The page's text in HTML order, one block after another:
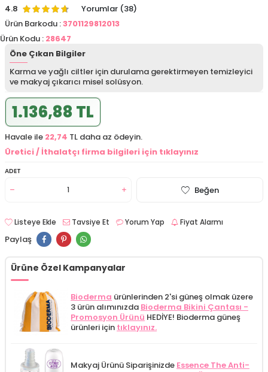
4.8
Yorumlar (38)
Ürün Barkodu :3701129812013
Ürün Kodu : 28647
Öne Çıkan Bilgiler
Karma ve yağlı ciltler için durulama gerektirmeyen temizleyici
ve makyaj çıkarıcı misel solüsyon.
1.136,88 TL
Havale ile 22,74 TL daha az ödeyin.
Üretici / İthalatçı firma bilgileri için tıklayınız
ADET
Beğen
Listeye Ekle Tavsiye Et Yorum Yap Fiyat Alarmı
Paylaş
Ürüne Özel Kampanyalar
Bioderma ürünlerinden 2'si güneş olmak üzere
3 ürün alımınızda Bioderma Bikini Çantası -
Promosyon Ürünü HEDİYE! Bioderma güneş
ürünleri için tıklayınız.
Makyaj Ürünü Siparişinizde Essence The Anti-